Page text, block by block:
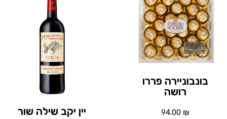
בונבוניירה פררו
רושה
94.00 ₪ יין יקב שילה שור